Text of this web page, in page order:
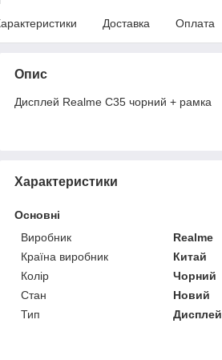
Доставка Оплата
Опис
Дисплей Realme C35 чорний + рамка
Характеристики
Основні
Виробник
Realme
Країна виробник
Китай
Колір
Чорний
Стан
Новий
Тип
Дисплей